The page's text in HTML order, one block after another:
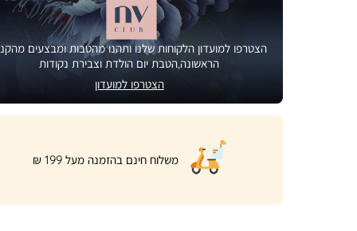
הצטרפו למועדון הלקוחות שלנו ותהנו מהטבות ומבצעים
הראשונה,הטבת יום הולדת וצבירת נקודות
הצטרפו למועדון
|
product
page
banner
משלוח חינם בהזמנה מעל 199 ₪